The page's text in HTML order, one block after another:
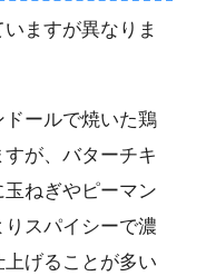
ますが異なりま
ドールで焼いた鶏
が、バターチキ
ねぎやピーマン
スパイシーで濃
げることが多い